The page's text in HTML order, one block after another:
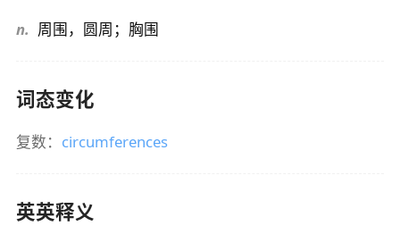
n. 周围，圆周；胸围
词态变化
复数： circumferences
英英释义